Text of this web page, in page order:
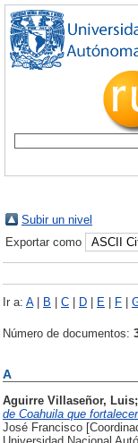
Subir un nivel
Exportar como
Ir a: A| B C D E F
Número de documentos:
A
Aguirre Villaseñor, Luis;
de Coahuila que
José Francisco